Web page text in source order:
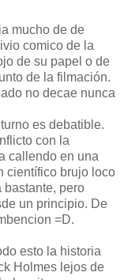
mucho de de
comico de la
de su papel o de
de la filmación.
no decae nunca
es debatible.
con la
callendo en una
científico brujo loco
bastante, pero
un principio. De
=D.
esto la historia
Holmes lejos de